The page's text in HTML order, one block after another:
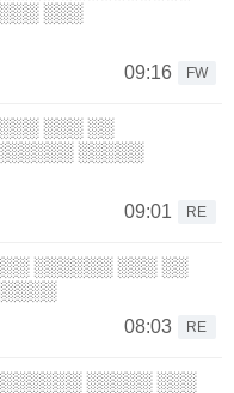
░░░
09:16
FW
░░░ ░░
░░░░░
09:01
RE
░░░░░░ ░░░ ░░
08:03
RE
░░░░░ ░░░